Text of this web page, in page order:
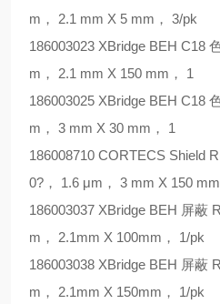
m ， 2.1 mm X 5 mm ， 3/pk
186003023 XBridge BEH C18
m ， 2.1 mm X 150 mm ，
1
186003025 XBridge BEH C18
m ， 3 mm X 30 mm ，
1
186008710 CORTECS Shield
0? ， 1.6 μm ， 3 mm X 150 mm
186003037 XBridge BEH 屏蔽
m ， 2.1mm X 100mm ，
1/pk
186003038 XBridge BEH 屏蔽
m ， 2.1mm X 150mm ，
1/pk